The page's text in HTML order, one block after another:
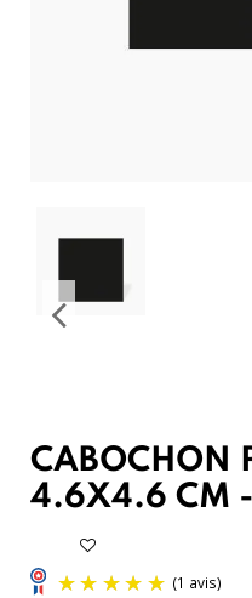
CABOCHON
4.6X4.6 CM